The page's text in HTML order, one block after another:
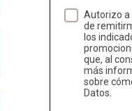
Autorizo a
de
los
que, al
más
sobre
Datos.